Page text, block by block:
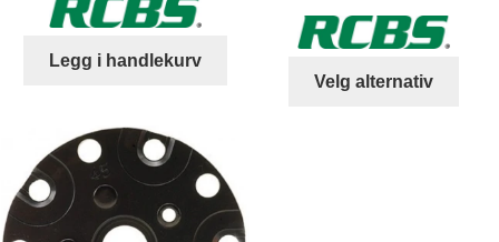
Legg i handlekurv
Velg alternativ